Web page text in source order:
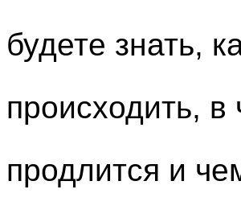
будете знать,
происходить, в
продлится и